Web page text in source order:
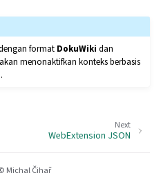
format DokuWiki dan
menonaktifkan konteks berbasis
Next
WebExtension JSON
Michal Čihař